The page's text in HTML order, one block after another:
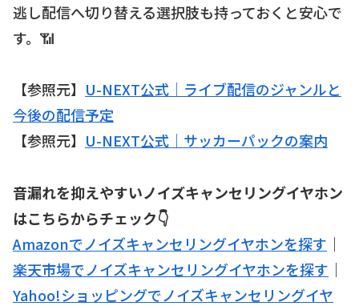
逃し配信へ切り替える選択肢も持っておくと安心で
す。📶
【参照元】 U-NEXT公式｜ライブ配信のジャンルと
今後の配信予定
【参照元】 U-NEXT公式｜サッカーパックの案内
音漏れを抑えやすいノイズキャンセリングイヤホン
はこちらからチェック👇
Amazonでノイズキャンセリングイヤホンを探す ｜
楽天市場でノイズキャンセリングイヤホンを探す ｜
Yahoo!ショッピングでノイズキャンセリングイヤ